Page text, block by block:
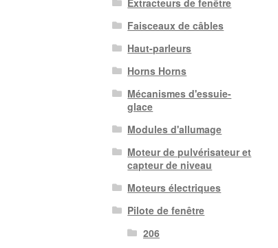
Extracteurs de fenêtre
Faisceaux de câbles
Haut-parleurs
Horns Horns
Mécanismes d'essuie-
glace
Modules d'allumage
Moteur de pulvérisateur et
capteur de niveau
Moteurs électriques
Pilote de fenêtre
206